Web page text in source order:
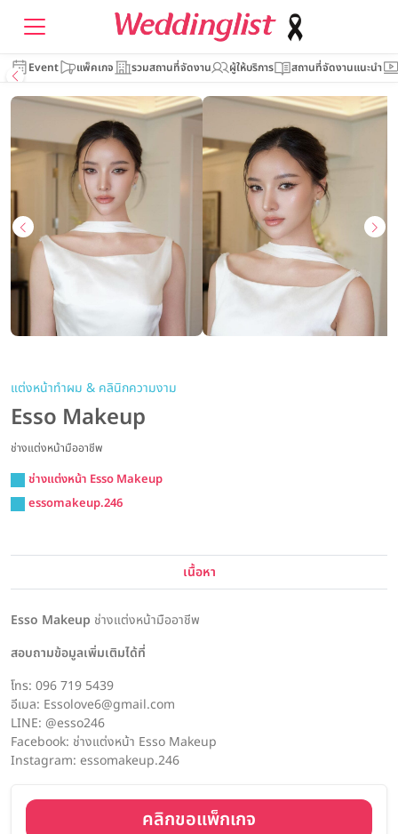
Event แพ็คเกจ รวมสถานที่จัดงาน ผู้ให้บริการ สถานที่จัดงานแนะนำ
แต่งหน้าทำผม & คลินิกความงาม
Esso Makeup
ช่างแต่งหน้ามืออาชีพ
ช่างแต่งหน้า Esso Makeup
essomakeup.246
เนื้อหา
Esso Makeup ช่างแต่งหน้ามืออาชีพ
สอบถามข้อมูลเพิ่มเติมได้ที่
โทร: 096 719 5439
อีเมล: Essolove6@gmail.com
LINE: @esso246
Facebook: ช่างแต่งหน้า Esso Makeup
Instagram: essomakeup.246
คลิกขอแพ็กเกจ